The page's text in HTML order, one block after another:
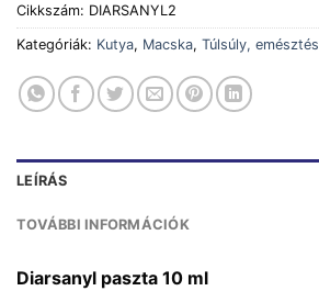
Cikkszám: DIARSANYL2
Kategóriák: Kutya, Macska, Túlsúly, emésztés
LEÍRÁS
TOVÁBBI INFORMÁCIÓK
Diarsanyl paszta 10 ml